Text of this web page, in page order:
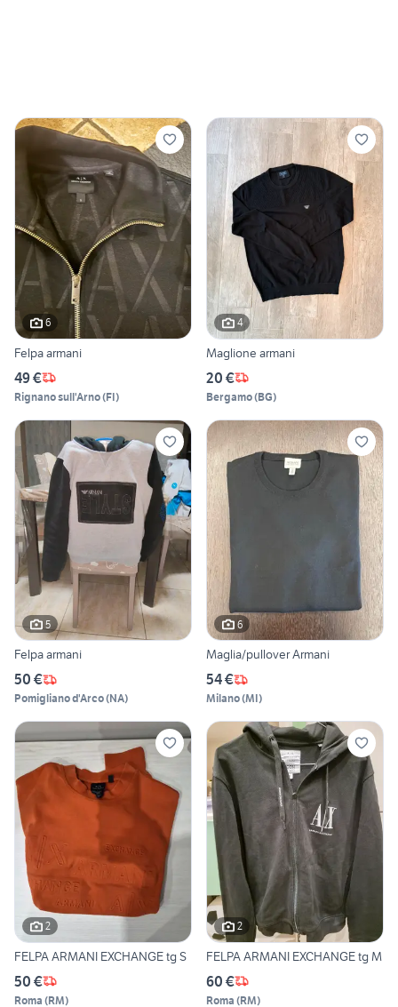
6
Felpa armani
49 €
Rignano sull'Arno(FI)
4
Maglione armani
20 €
Bergamo(BG)
5
Felpa armani
50 €
Pomigliano d'Arco(NA)
6
Maglia/pullover Armani
54 €
Milano(MI)
2
FELPA ARMANI EXCHANGE tg S
50 €
Roma (RM)
2
FELPA ARMANI EXCHANGE tg M
60 €
Roma (RM)